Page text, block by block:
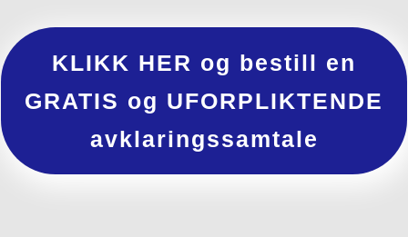
KLIKK HER og bestill en
GRATIS og UFORPLIKTENDE
avklaringssamtale